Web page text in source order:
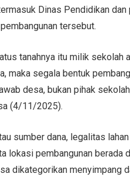
Dinas Pendidikan dan
tersebut.
tanahnya itu milik sekolah
maka segala bentuk
desa, bukan pihak
(4/11/2025).
sumber dana, legalitas
lokasi pembangunan berada
dikategorikan menyimpang